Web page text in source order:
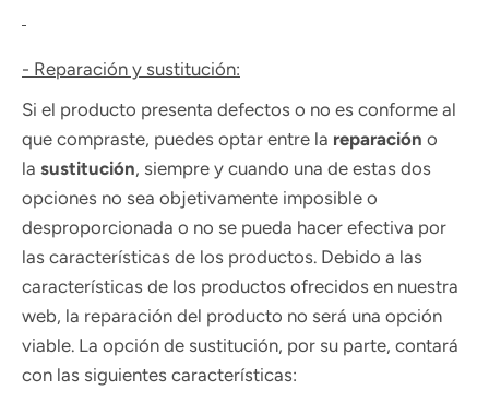
- Reparación y sustitución:
Si el producto presenta defectos o no es conforme al
que compraste, puedes optar entre la reparación o
la sustitución, siempre y cuando una de estas dos
opciones no sea objetivamente imposible o
desproporcionada o no se pueda hacer efectiva por
las características de los productos. Debido a las
características de los productos ofrecidos en nuestra
web, la reparación del producto no será una opción
viable. La opción de sustitución, por su parte, contará
con las siguientes características: